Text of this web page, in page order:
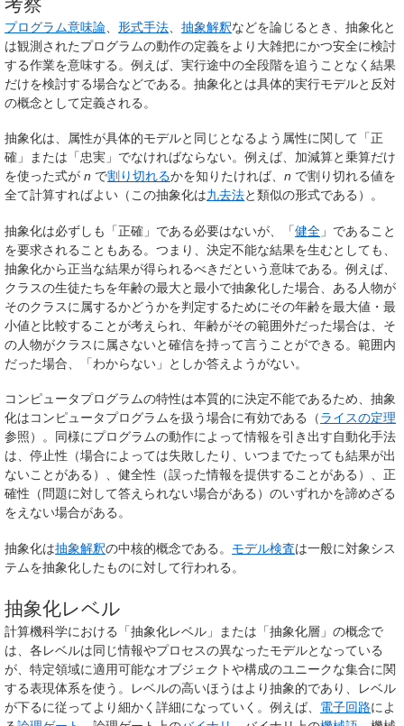
プログラム意味論 形式手法 抽象解釈などを論じるとき、 抽象化と
は観測されたプログラムの動作の定義をより大雑把にかつ安全に検討
する作業を意味する。例えば、実行途中の全段階を追うことなく結果
だけを検討する場合などである。抽象化とは具体的実行モデルと反対
の概念として定義される。
抽象化は、属性が具体的モデルと同じとなるよう属性に関して「正
確」または「忠実」でなければならない。例えば、加減算と乗算だけ
を使った式が n で割り切れるかを知りたければ、 n で割り切れる値を
全て計算すればよい（この抽象化は九去法と類似の形式である）。
抽象化は必ずしも「正確」である必要はないが、「健全 」であること
を要求されることもある。つまり、決定不能な結果を生むとしても、
抽象化から正当な結果が得られるべきだという意味である。例えば、
クラスの生徒たちを年齢の最大と最小で抽象化した場合、ある人物が
そのクラスに属するかどうかを判定するためにその年齢を最大値・最
小値と比較することが考えられ、年齢がその範囲外だった場合は、そ
の人物がクラスに属さないと確信を持って言うことができる。範囲内
だった場合、「わからない」としか答えようがない。
コンピュータプログラムの特性は本質的に決定不能であるため、抽象
化はコンピュータプログラムを扱う場合に有効である（ライスの定理
参照）。同様にプログラムの動作によって情報を引き出す自動化手法
は、停止性（場合によっては失敗したり、いつまでたっても結果が出
ないことがある）、健全性（誤った情報を提供することがある）、正
確性（問題に対して答えられない場合がある）のいずれかを諦めざる
をえない場合がある。
抽象化は抽象解釈の中核的概念である。 モデル検査は一般に対象シス
テムを抽象化したものに対して行われる。
抽象化レベル
計算機科学における「抽象化レベル」または「抽象化層」の概念で
は、各レベルは同じ情報やプロセスの異なったモデルとなっている
が、特定領域に適用可能なオブジェクトや構成のユニークな集合に関
する表現体系を使う。レベルの高いほうはより抽象的であり、レベル
が下るに従ってより細かく詳細になっていく。例えば、 電子回路によ